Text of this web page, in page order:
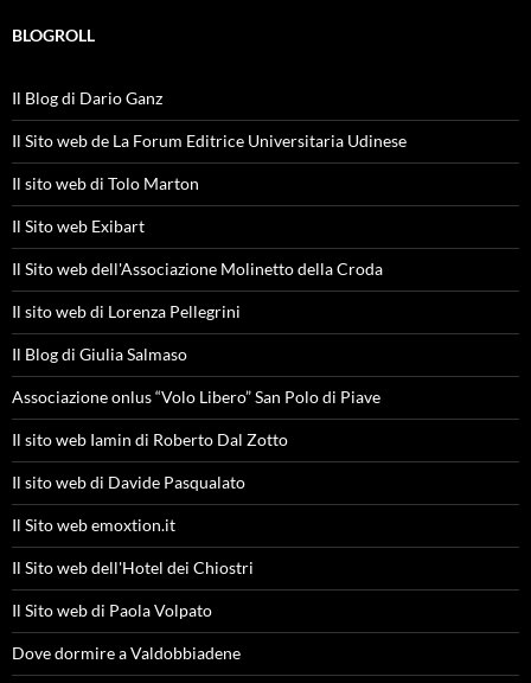
BLOGROLL
Il Blog di Dario Ganz
Il Sito web de La Forum Editrice Universitaria Udinese
Il sito web di Tolo Marton
Il Sito web Exibart
Il Sito web dell'Associazione Molinetto della Croda
Il sito web di Lorenza Pellegrini
Il Blog di Giulia Salmaso
Associazione onlus “Volo Libero” San Polo di Piave
Il sito web Iamin di Roberto Dal Zotto
Il sito web di Davide Pasqualato
Il Sito web emoxtion.it
Il Sito web dell'Hotel dei Chiostri
Il Sito web di Paola Volpato
Dove dormire a Valdobbiadene